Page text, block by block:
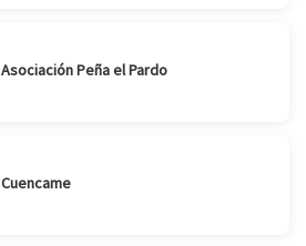
Asociación Peña el Pardo
Cuencame